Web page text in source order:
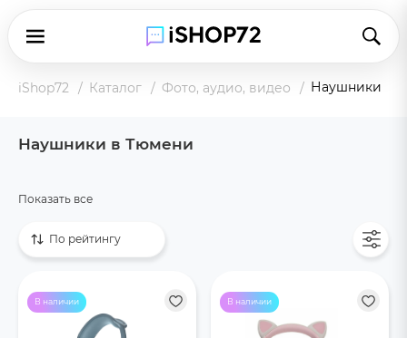
iShop72 Каталог Фото, аудио, видео Наушники
Наушники в Тюмени
Показать все
По рейтингу
В наличии В наличии